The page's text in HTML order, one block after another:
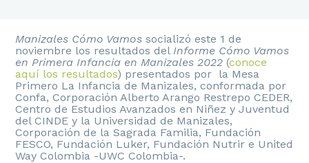
Manizales Cómo Vamos socializó este 1 de
noviembre los resultados del Informe Cómo Vamos
en Primera Infancia en Manizales 2022(conoce
aquí los resultados) presentados por la Mesa
Primero La Infancia de Manizales, conformada por
Confa, Corporación Alberto Arango Restrepo CEDER,
Centro de Estudios Avanzados en Niñez y Juventud
del CINDE y la Universidad de Manizales,
Corporación de la Sagrada Familia, Fundación
FESCO, Fundación Luker, Fundación Nutrir e United
Way Colombia -UWC Colombia-.